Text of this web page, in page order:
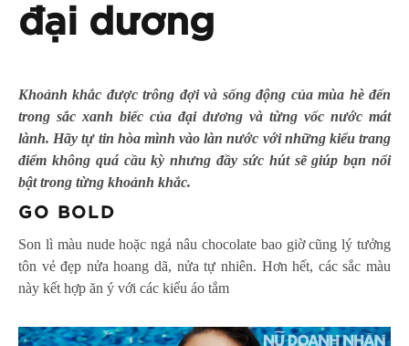
đại dương
Khoảnh khắc được trông đợi và sống động của mùa hè đến
trong sắc xanh biếc của đại dương và từng vốc nước mát
lành. Hãy tự tin hòa mình vào làn nước với những kiểu trang
điểm không quá cầu kỳ nhưng đầy sức hút sẽ giúp bạn nổi
bật trong từng khoảnh khắc.
GO BOLD
Son lì màu nude hoặc ngả nâu chocolate bao giờ cũng lý tưởng
tôn vẻ đẹp nửa hoang dã, nửa tự nhiên. Hơn hết, các sắc màu
này kết hợp ăn ý với các kiểu áo tắm